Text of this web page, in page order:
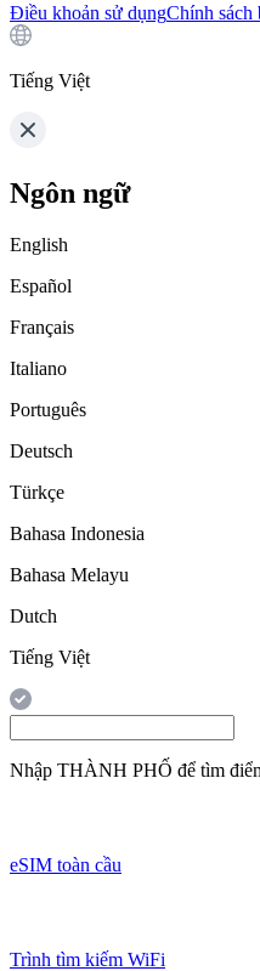
Điều khoản sử dụngChính sách
Tiếng Việt
Ngôn ngữ
English
Español
Français
Italiano
Português
Deutsch
Türkçe
Bahasa Indonesia
Bahasa Melayu
Dutch
Tiếng Việt
Nhập THÀNH PHỐ để tìm
eSIM toàn cầu
Trình tìm kiếm WiFi